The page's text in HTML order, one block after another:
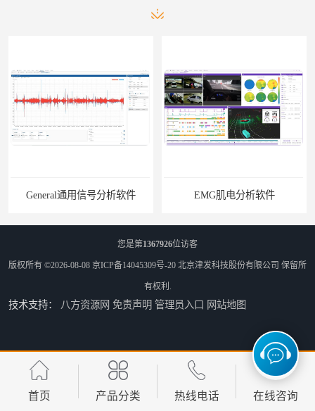
General通用信号分析软件 EMG肌电分析软件
ErgoLAB人机环境同步云平台 OMS材料物理光学属性测量仪
您是第1367926位访客
版权所有 ©2026-08-08 京ICP备14045309号-20 北京津发科技股份有限公司 保留所
有权利.
技术支持： 八方资源网 免责声明 管理员入口 网站地图
首页 产品分类 热线电话 在线咨询